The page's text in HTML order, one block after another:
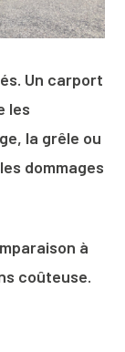
Un carport
les
la grêle ou
dommages
à
coûteuse.